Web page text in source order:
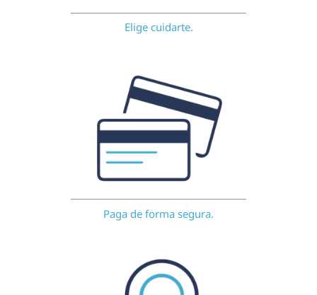
Elige cuidarte.
Paga de forma segura.